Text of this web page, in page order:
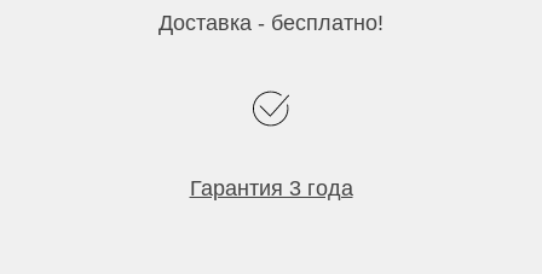
Доставка - бесплатно!
Гарантия 3 года